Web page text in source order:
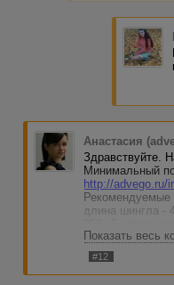
Анастасия
Здравствуйте.
Минимальный
http://advego.ru/
Рекомендуемые
длина шингла -
Подробнее:
Наиболее
сетью
Показать весь
#12